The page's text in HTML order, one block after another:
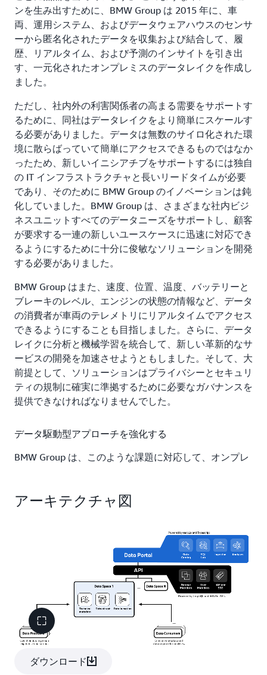
ンを生み出すために、BMW Group は 2015 年に、車
両、運用システム、およびデータウェアハウスのセンサ
ーから匿名化されたデータを収集および結合して、履
歴、リアルタイム、および予測のインサイトを引き出
す、一元化されたオンプレミスのデータレイクを作成し
ました。
ただし、社内外の利害関係者の高まる需要をサポートす
るために、同社はデータレイクをより簡単にスケールす
る必要がありました。データは無数のサイロ化された環
境に散らばっていて簡単にアクセスできるものではなか
ったため、新しいイニシアチブをサポートするには独自
の IT インフラストラクチャと長いリードタイムが必要
であり、そのために BMW Group のイノベーションは鈍
化していました。BMW Group は、さまざまな社内ビジ
ネスユニットすべてのデータニーズをサポートし、顧客
が要求する一連の新しいユースケースに迅速に対応でき
るようにするために十分に俊敏なソリューションを開発
する必要がありました。
BMW Group はまた、速度、位置、温度、バッテリーと
ブレーキのレベル、エンジンの状態の情報など、データ
の消費者が車両のテレメトリにリアルタイムでアクセス
できるようにすることも目指しました。さらに、データ
レイクに分析と機械学習を統合して、新しい革新的なサ
ービスの開発を加速させようともしました。そして、大
前提として、ソリューションはプライバシーとセキュリ
ティの規制に確実に準拠するために必要なガバナンスを
提供できなければなりませんでした。
データ駆動型アプローチを強化する
BMW Group は、このような課題に対応して、オンプレ
ウドデータハブ（CDH）は、企業全体の車両センサーや
み合わせて、顧客向けアプリケーションや内部アプリケ
ーションを作成する内部チームが簡単にアクセスできる
ようにしています。最終的に、AWS が同社にとって必
要な俊敏性と柔軟性をもたらし、世界中のユーザーをサ
ポートするために必要なフットプリントを提供してくれ
ることを発見しました。
移行前は、BMW Group の厳格なオンプレミスデータレ
イクは、データエンジニアやアナリストの増え続けるニ
ワークフローを実行すると、古いデータレイクは複数の
アーキテクチャ図
ダウンロード